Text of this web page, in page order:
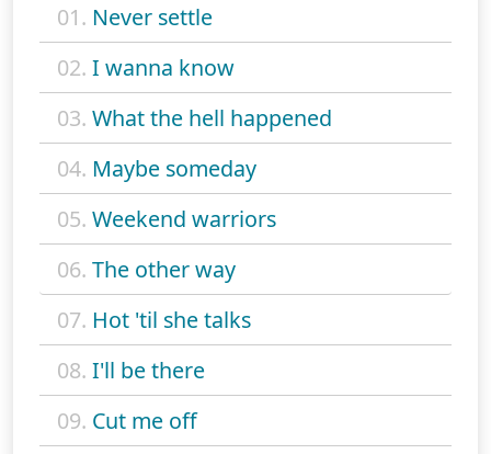
01. Never settle
02. I wanna know
03. What the hell happened
04. Maybe someday
05. Weekend warriors
06. The other way
07. Hot 'til she talks
08. I'll be there
09. Cut me off